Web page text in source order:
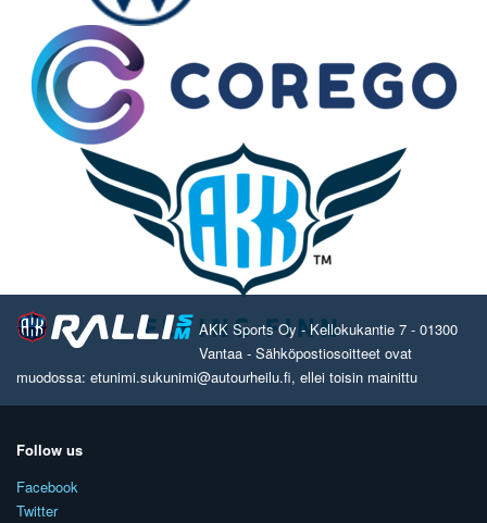
AKK Sports Oy - Kellokukantie 7 - 01300
Vantaa - Sähköpostiosoitteet ovat
muodossa: etunimi.sukunimi@autourheilu.fi, ellei toisin mainittu
Follow us
Facebook
Twitter